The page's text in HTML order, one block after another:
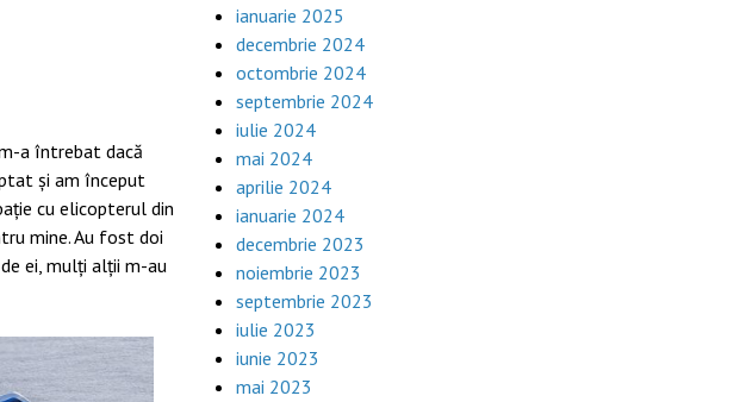
a întrebat dacă
și am început
cu elicopterul din
mine. Au fost doi
ei, mulți alții m-au
ianuarie 2025
decembrie 2024
octombrie 2024
septembrie 2024
iulie 2024
mai 2024
aprilie 2024
ianuarie 2024
decembrie 2023
noiembrie 2023
septembrie 2023
iulie 2023
iunie 2023
mai 2023